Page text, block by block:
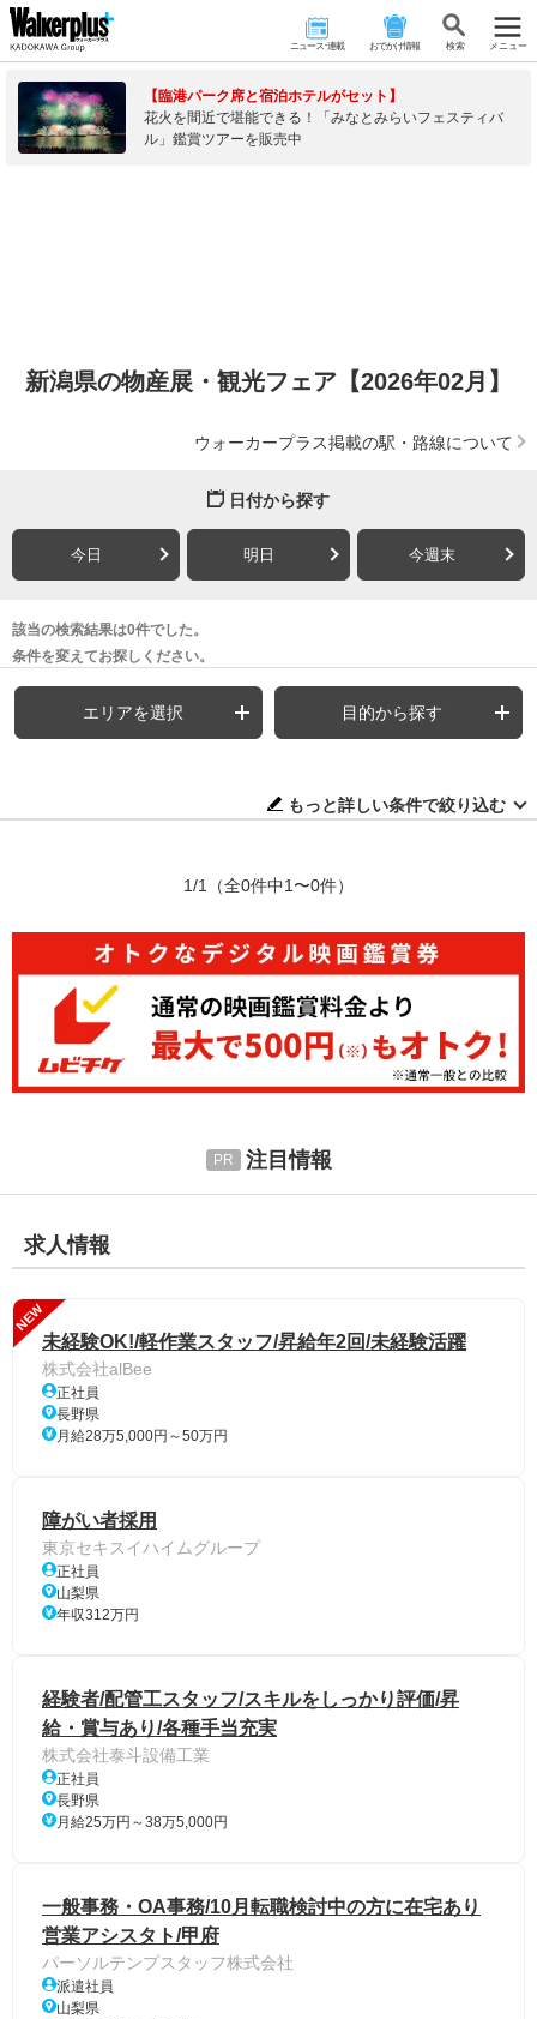
ニュース･連載 おでかけ情報 検 索 メニュー
【臨港パーク席と宿泊ホテルがセット】
花火を間近で堪能できる！「みなとみらいフェスティバ
ル」鑑賞ツアーを販売中
新潟県の物産展・観光フェア【2026年02月】
ウォーカープラス掲載の駅・路線について
日付から探す
今日 明日 今週末
該当の検索結果は0件でした。
条件を変えてお探しください。
エリアを選択 目的から探す
もっと詳しい条件で絞り込む
1/1 （全0件中1〜0件）
注目情報
求人情報
NEW
未経験OK!/軽作業スタッフ/昇給年2回/未経験活躍
株式会社alBee
正社員
長野県
月給28万5,000円～50万円
障がい者採用
東京セキスイハイムグループ
正社員
山梨県
年収312万円
経験者/配管工スタッフ/スキルをしっかり評価/昇
給・賞与あり/各種手当充実
株式会社泰斗設備工業
正社員
長野県
月給25万円～38万5,000円
一般事務・OA事務/10月転職検討中の方に在宅あり
営業アシスタト/甲府
パーソルテンプスタッフ株式会社
派遣社員
山梨県